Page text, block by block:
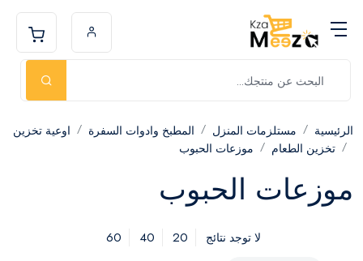
الرئيسية مستلزمات المنزل المطبخ وادوات السفرة
اوعية تخزين
تخزين الطعام
موزعات الحبوب
موزعات الحبوب
لا توجد نتائج 20
40
60